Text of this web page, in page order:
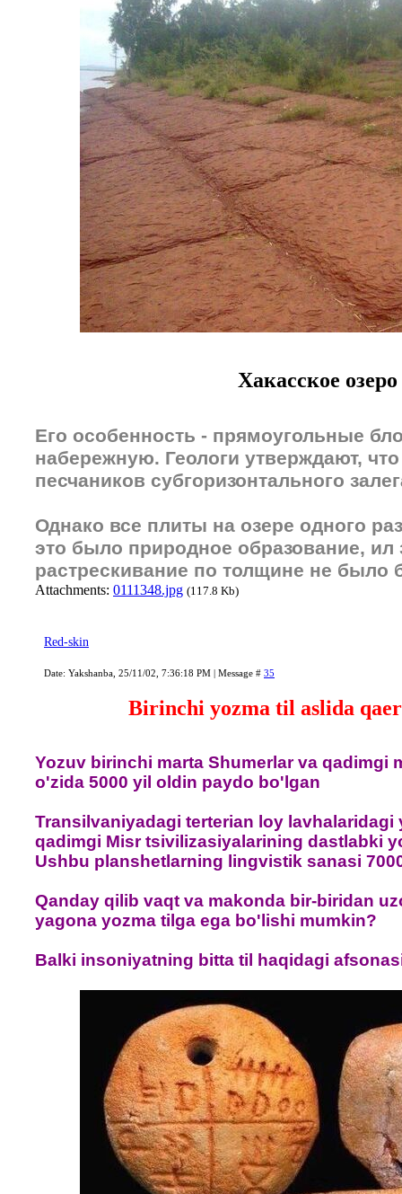
Хакасское
Его особенность - прямоугольные
набережную. Геологи утверждают,
песчаников субгоризонтального
Однако все плиты на озере одного
это было природное образование,
растрескивание по толщине не
Attachments: 0111348.jpg (117.8 Kb)
Red-skin
Date: Yakshanba, 25/11/02, 7:36:18 PM | Message # 35
Birinchi yozma til aslida
Yozuv birinchi marta Shumerlar va qadimgi
o'zida 5000 yil oldin paydo bo'lgan
Transilvaniyadagi terterian loy lavhalaridagi
qadimgi Misr tsivilizasiyalarining dastlabki
Ushbu planshetlarning lingvistik sanasi
Qanday qilib vaqt va makonda bir-biridan
yagona yozma tilga ega bo'lishi mumkin?
Balki insoniyatning bitta til haqidagi